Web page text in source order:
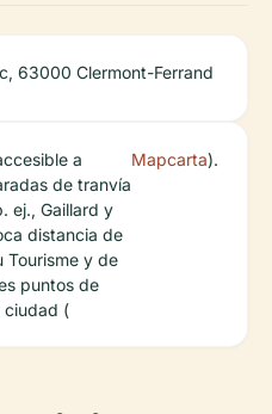
63000 Clermont-Ferrand
a
de tranvía
ej., Gaillard y
distancia de
Tourisme y de
puntos de
ciudad (
Mapcarta).